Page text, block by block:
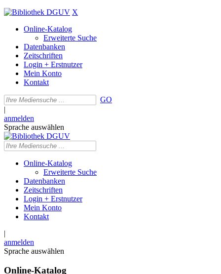
X
Online-Katalog
Erweiterte Suche
Datenbanken
Zeitschriften
Login + Erstnutzer
Mein Konto
Kontakt
GO
|
anmelden
Sprache auswählen
Online-Katalog
Erweiterte Suche
Datenbanken
Zeitschriften
Login + Erstnutzer
Mein Konto
Kontakt
|
anmelden
Sprache auswählen
Online-Katalog